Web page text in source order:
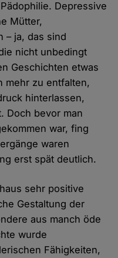
Depressive
Mütter,
– ja, das sind
nicht unbedingt
Geschichten etwas
mehr zu entfalten,
hinterlassen,
Doch bevor man
war, fing
waren
erst spät deutlich.
sehr positive
Gestaltung der
aus manch öde
wurde
Fähigkeiten,